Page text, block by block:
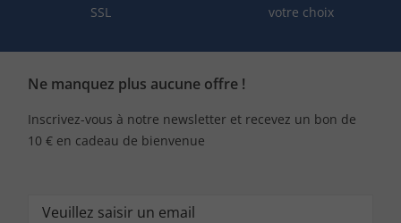
SSL
votre choix
Ne manquez plus aucune offre !
Inscrivez-vous à notre newsletter et recevez un bon de
10 € en cadeau de bienvenue